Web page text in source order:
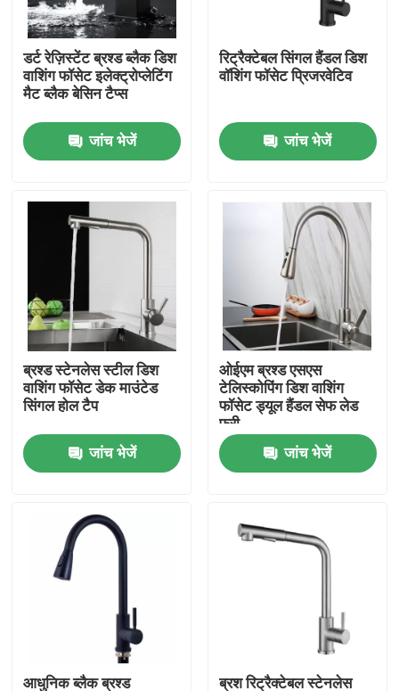
हमारे बारे में
उत्पाद
वीडियो
स्टेनलेस स्टील बेसिन नल
स्टेनलेस स्टील स्नान नल
स्टेनलेस स्टील रसोई नल
सिंगल लीवर बेसिन मिक्सर
गर्म और ठंडा बेसिन मिक्सर
डर्ट रेज़िस्टेंट ब्रश्ड ब्लैक डिश
वाशिंग फॉसेट इलेक्ट्रोप्लेटिंग
मैट ब्लैक बेसिन टैप्स
जांच भेजें
रिट्रैक्टेबल सिंगल हैंडल डिश
वॉशिंग फॉसेट प्रिजरवेटिव
जांच भेजें
ब्रश्ड स्टेनलेस स्टील डिश
वाशिंग फॉसेट डेक माउंटेड
सिंगल होल टैप
जांच भेजें
ओईएम ब्रश्ड एसएस
टेलिस्कोपिंग डिश वाशिंग
फॉसेट ड्यूल हैंडल सेफ लेड
फ्री
जांच भेजें
आधुनिक ब्लैक ब्रश्ड ब्रश रिट्रैक्टेबल स्टेनलेस